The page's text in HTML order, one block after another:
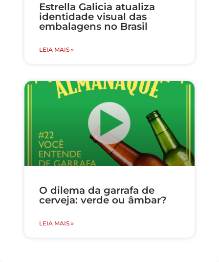
Estrella Galicia atualiza
identidade visual das
embalagens no Brasil
LEIA MAIS »
O dilema da garrafa de
cerveja: verde ou âmbar?
LEIA MAIS »